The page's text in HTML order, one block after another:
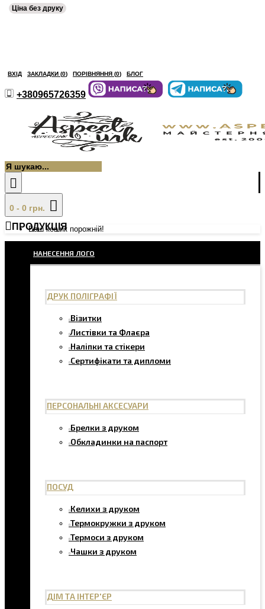
ВХІД ЗАКЛАДКИ (0) ПОРІВНЯННЯ (0) БЛОГ
+380965726359
0 - 0 грн.
Ваш кошик порожній!
ПРОДУКЦІЯ
НАНЕСЕННЯ ЛОГО
ДРУК ПОЛІГРАФІЇ
Візитки
Листівки та Флаєра
Наліпки та стікери
Сертифікати та дипломи
ПЕРСОНАЛЬНІ АКСЕСУАРИ
Брелки з друком
Обкладинки на паспорт
ПОСУД
Келихи з друком
Термокружки з друком
Термоси з друком
Чашки з друком
ДІМ ТА ІНТЕР'ЄР
Ціна без друку